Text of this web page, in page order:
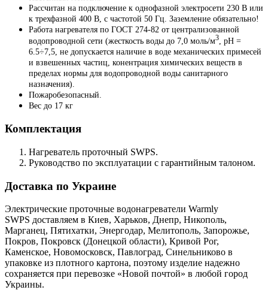
Рассчитан на подключение к однофазной электросети 230 В или
к трехфазной 400 В, с частотой 50 Гц. Заземление обязательно!
Работа нагревателя по ГОСТ 274-82 от централизованной
водопроводной сети (жесткость воды до 7,0 моль/м3, pH =
6.5÷7,5, не допускается наличие в воде механических примесей
и взвешенных частиц, конентрация химических веществ в
пределах нормы для водопроводной воды санитарного
назначения).
Пожаробезопасный.
Вес до 17 кг
Комплектация
Нагреватель проточный SWPS.
Руководство по эксплуатации с гарантийным талоном.
Доставка по Украине
Электрические проточные водонагреватели Warmly
SWPS доставляем в Киев, Харьков, Днепр, Никополь,
Марганец, Пятихатки, Энергодар, Мелитополь, Запорожье,
Покров, Покровск (Донецкой области), Кривой Рог,
Каменское, Новомосковск, Павлоград, Синельниково в
упаковке из плотного картона, поэтому изделие надежно
сохраняется при перевозке «Новой почтой» в любой город
Украины.